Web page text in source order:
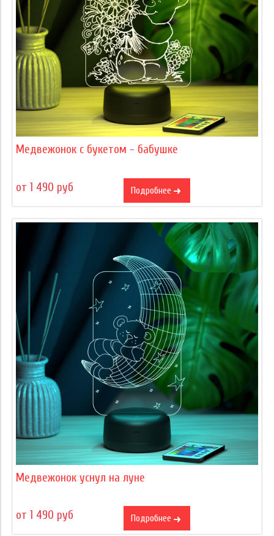
Медвежонок с букетом - бабушке
от 1 490 руб Подробнее
Медвежонок уснул на луне
от 1 490 руб Подробнее